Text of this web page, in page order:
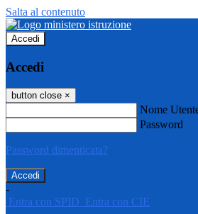
Salta al contenuto
Accedi
Accedi
button close ×
Nome
Password
Password dimenticata?
-
Entra con SPID Entra con CIE